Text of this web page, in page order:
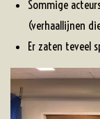
Sommige
(verhaallijnen
Er zaten teveel